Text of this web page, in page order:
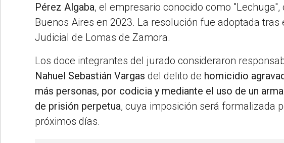
Pérez Algaba, el empresario conocido como
Buenos Aires en 2023. La resolución fue adoptada
Judicial de Lomas de Zamora.
Los doce integrantes del jurado consideraron
Nahuel Sebastián Vargas del delito de homicidio
más personas, por codicia y mediante el uso de un
de prisión perpetua, cuya imposición será formalizada
próximos días.